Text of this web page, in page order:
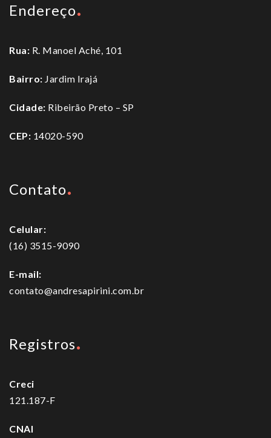
Endereço
Rua: R. Manoel Aché, 101
Bairro: Jardim Irajá
Cidade: Ribeirão Preto – SP
CEP: 14020-590
Contato
Celular:
(16) 3515-9090
E-mail:
contato@andresapirini.com.br
Registros
Creci
121.187-F
CNAI